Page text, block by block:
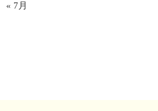
« 7月